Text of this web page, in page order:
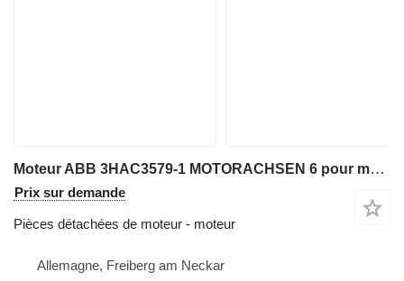
Moteur ABB 3HAC3579-1 MOTORACHSEN 6 pour matériel industriel
Prix sur demande
Pièces détachées de moteur - moteur
Allemagne, Freiberg am Neckar